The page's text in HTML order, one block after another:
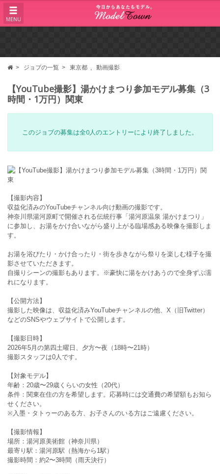
MENU
ジョブの一覧 東京都 動画撮影
【YouTube撮影】湯かけまつり参加モデル募集（3
時間・1万円）関東
このジョブの募集は全0人のエントリーにより終了しました。
【撮影内容】
収益化済みのYouTubeチャンネル向け動画の撮影です。
神奈川県湯河原町で開催される伝統行事「湯河原温泉 湯かけまつり」
に参加し、お湯をかけ合いながら盛り上がる臨場感ある映像を撮影しま
す。
お湯を浴びたり・かけ合ったり・街を歩きながら祭りを楽しむ様子を撮
影させていただきます。
自撮りシーンの撮影もあります。※豪快に湯をかけあうので全身ずぶ濡
れになります。
【公開方法】
撮影した映像は、収益化済みYouTubeチャンネルの他、X（旧Twitter）
などのSNSやウェブサイトで公開します。
【撮影日時】
2026年5月の第四土曜日、夕方〜夜（18時〜21時）
撮影スタッフは0人です。
【対象モデル】
年齢：20歳〜29歳くらいの女性（20代）
条件：関東在住の方を希望します。応募時には交通費の希望額もお知ら
せください。
※入墨・タトゥーのある方、お子さんのいる方はご遠慮ください。
【撮影情報】
場所：湯河原美術館（神奈川県）
最寄り駅：湯河原駅（熱海から1駅）
撮影時間：約2〜3時間（雨天決行）